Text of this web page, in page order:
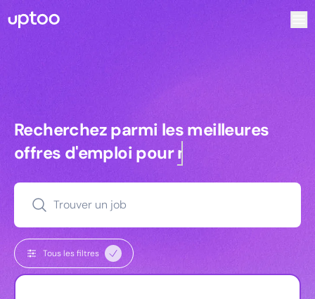
Recherchez parmi les meilleures
Recherchez parmi les meilleures
offres d'emploi pourmanagers
Trouver un job
Tous les filtres